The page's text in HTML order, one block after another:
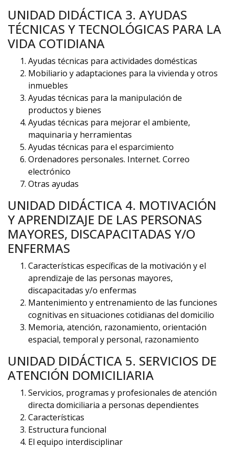
UNIDAD DIDÁCTICA 3. AYUDAS
TÉCNICAS Y TECNOLÓGICAS PARA LA
VIDA COTIDIANA
Ayudas técnicas para actividades domésticas
Mobiliario y adaptaciones para la vivienda y otros
inmuebles
Ayudas técnicas para la manipulación de
productos y bienes
Ayudas técnicas para mejorar el ambiente,
maquinaria y herramientas
Ayudas técnicas para el esparcimiento
Ordenadores personales. Internet. Correo
electrónico
Otras ayudas
UNIDAD DIDÁCTICA 4. MOTIVACIÓN
Y APRENDIZAJE DE LAS PERSONAS
MAYORES, DISCAPACITADAS Y/O
ENFERMAS
Características específicas de la motivación y el
aprendizaje de las personas mayores,
discapacitadas y/o enfermas
Mantenimiento y entrenamiento de las funciones
cognitivas en situaciones cotidianas del domicilio
Memoria, atención, razonamiento, orientación
espacial, temporal y personal, razonamiento
UNIDAD DIDÁCTICA 5. SERVICIOS DE
ATENCIÓN DOMICILIARIA
Servicios, programas y profesionales de atención
directa domiciliaria a personas dependientes
Características
Estructura funcional
El equipo interdisciplinar